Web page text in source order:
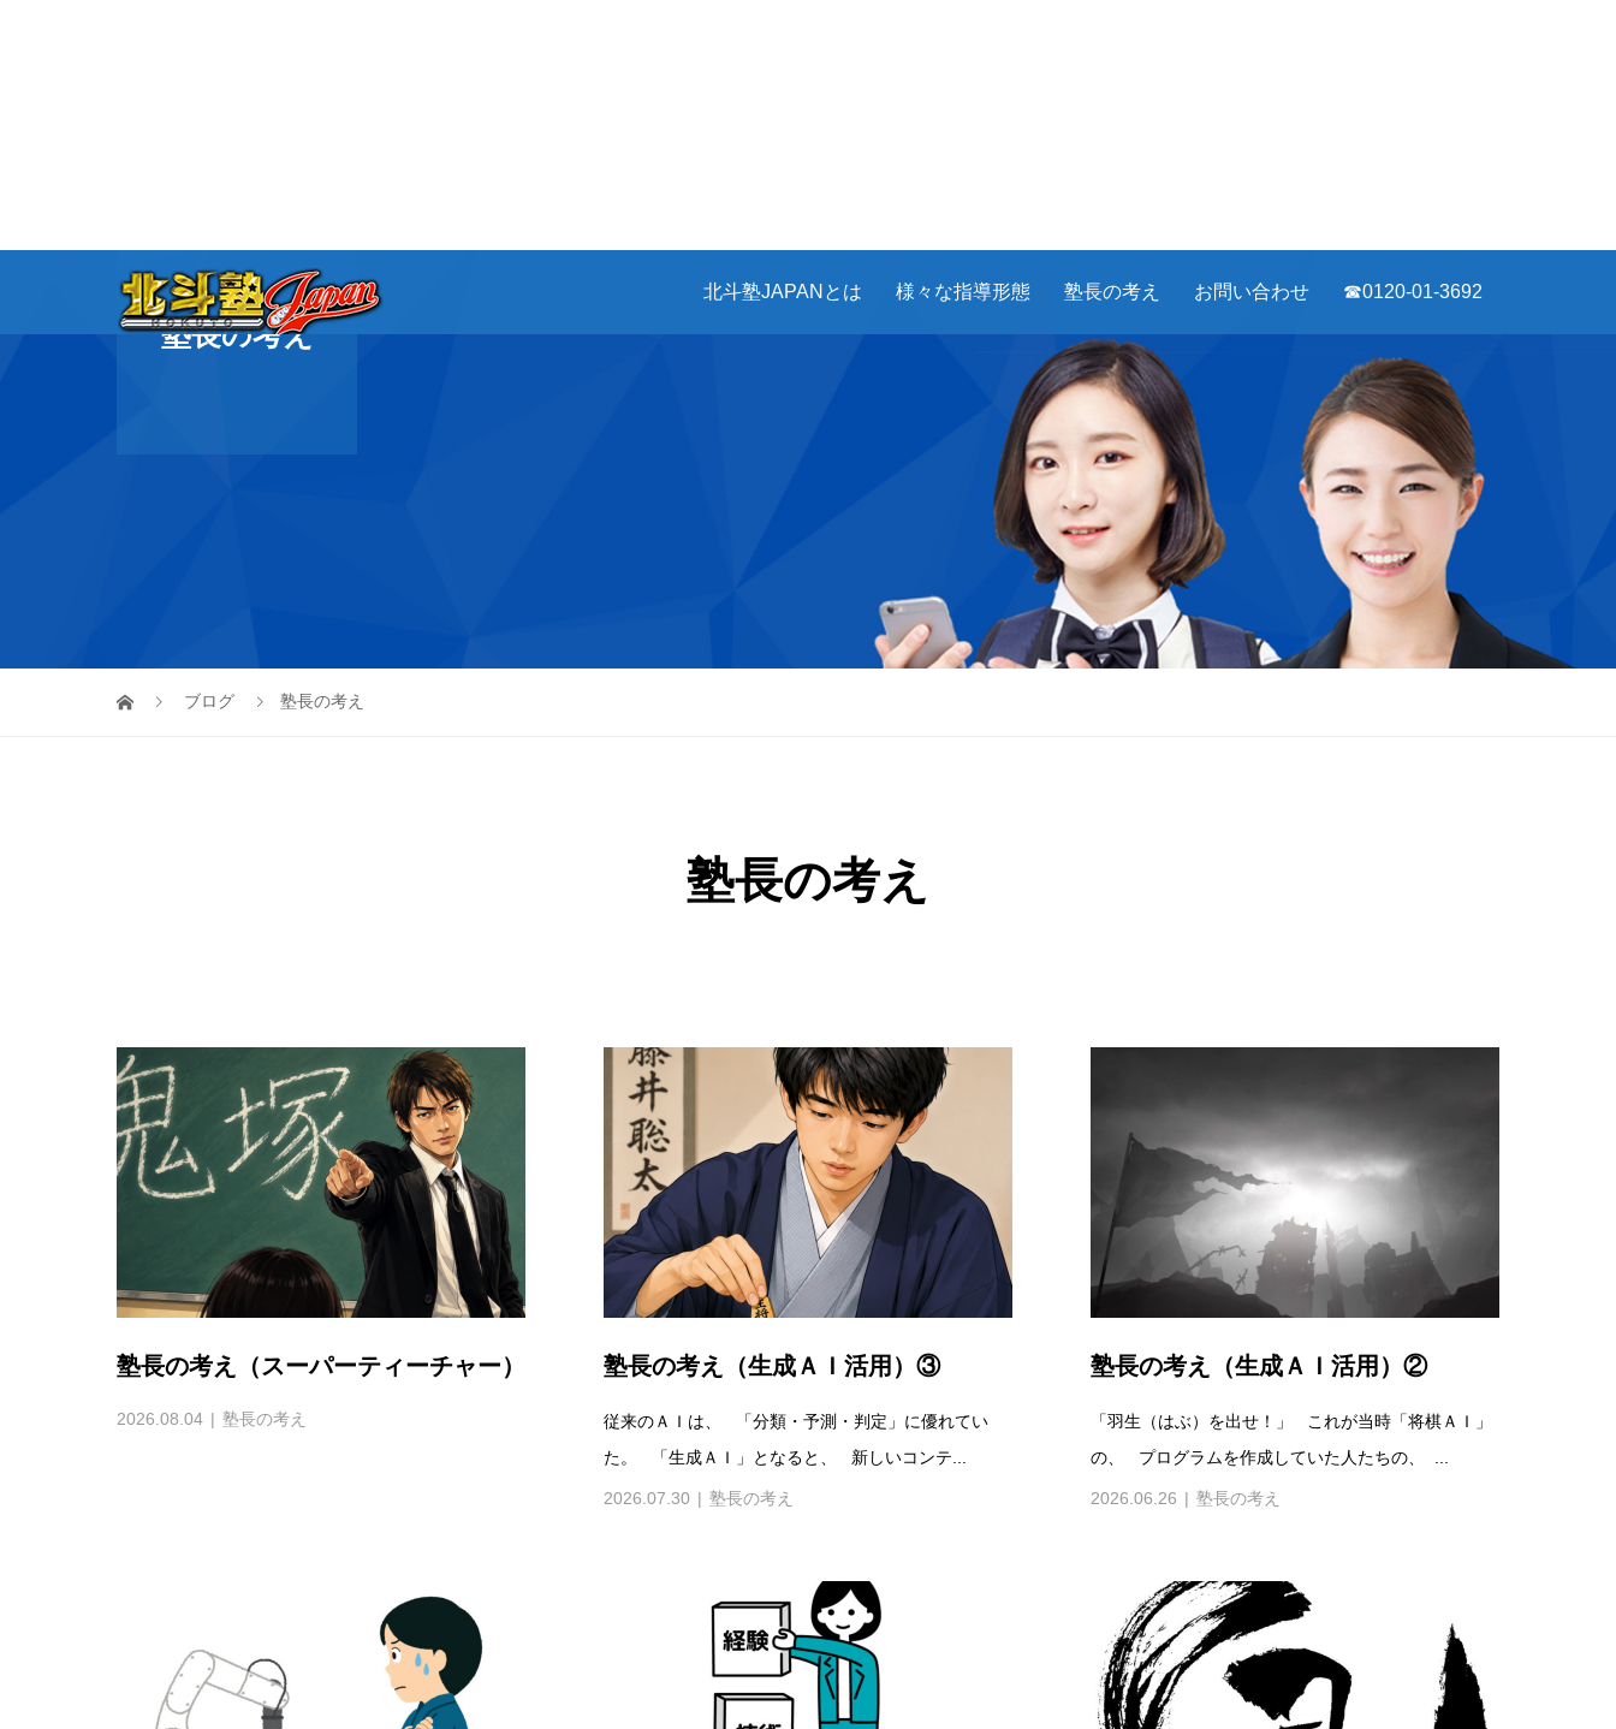
塾長の考え
塾長の考え（スーパーティーチャー）
2026.08.04 塾長の考え
塾長の考え（生成ＡＩ活用）③
従来のＡＩは、 「分類・予測・判定」に優れてい
た。 「生成ＡＩ」となると、 新しいコンテ...
2026.07.30 塾長の考え
塾長の考え（生成ＡＩ活用）②
「羽生（はぶ）を出せ！」 これが当時「将棋ＡＩ」
の、 プログラムを作成していた人たちの、 ...
2026.06.26 塾長の考え
塾長の考え（生成ＡＩ活用）①
生成ＡＩ活用 県内企業２７% 今朝の地元新聞の見出
塾長の考え（小学生の時の子育て）⑪
「親として、何をすれば…」 それは、 「自立型」
塾長の考え（小学生の時の子育て）⑩
「グッド・ベター・ベスト」。 中学２年生で習う形